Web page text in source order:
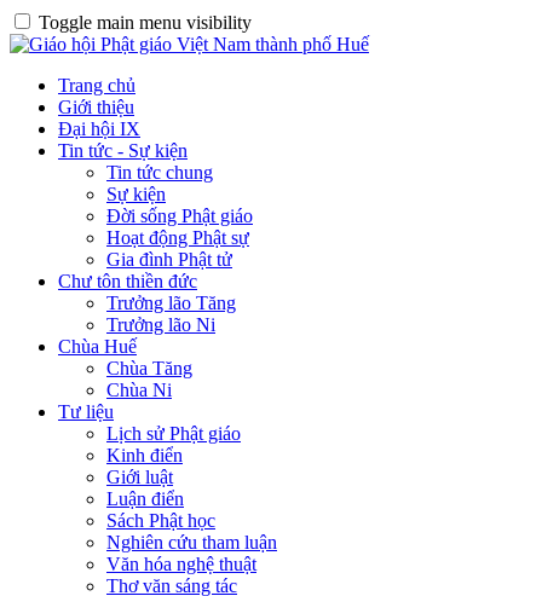
Toggle main menu visibility
Trang chủ
Giới thiệu
Đại hội IX
Tin tức - Sự kiện
Tin tức chung
Sự kiện
Đời sống Phật giáo
Hoạt động Phật sự
Gia đình Phật tử
Chư tôn thiền đức
Trưởng lão Tăng
Trưởng lão Ni
Chùa Huế
Chùa Tăng
Chùa Ni
Tư liệu
Lịch sử Phật giáo
Kinh điển
Giới luật
Luận điển
Sách Phật học
Nghiên cứu tham luận
Văn hóa nghệ thuật
Thơ văn sáng tác